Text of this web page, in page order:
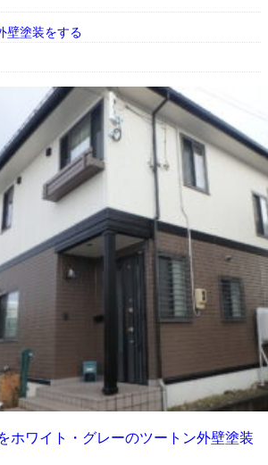
壁塗装をする
ホワイト・グレーのツートン外壁塗装